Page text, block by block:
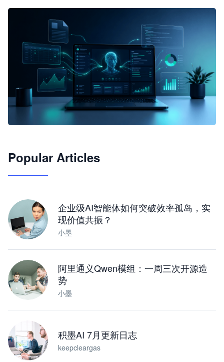
JimoClaw 桌面 AI Agent 工作台
Popular Articles
企业级AI智能体如何突破效率孤岛，实
现价值共振？
小墨
阿里通义Qwen模组：一周三次开源造
势
小墨
积墨AI 7月更新日志
keepcleargas